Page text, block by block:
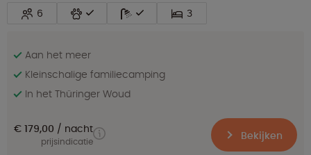
6 3
Aan het meer
Kleinschalige familiecamping
In het Thüringer Woud
€ 179,00 nacht
prijsindicatie Bekijken